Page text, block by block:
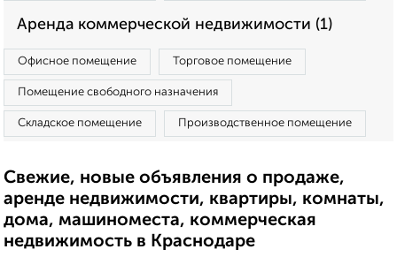
Аренда коммерческой недвижимости (1)
Офисное помещение Торговое помещение
Помещение свободного назначения
Складское помещение Производственное помещение
Свежие, новые объявления о продаже,
аренде недвижимости, квартиры, комнаты,
дома, машиноместа, коммерческая
недвижимость в Краснодаре